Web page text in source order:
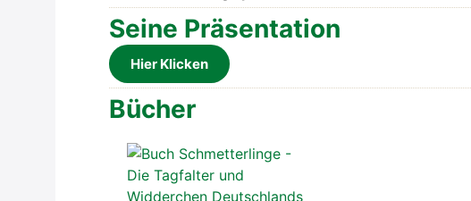
Sei­ne Prä­sen­ta­ti­on
Hier Kli­cken
Bücher